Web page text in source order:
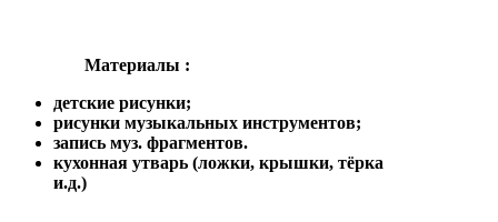
Материалы :
детские рисунки;
рисунки музыкальных инструментов;
запись муз. фрагментов.
кухонная утварь (ложки, крышки, тёрка
и.д.)